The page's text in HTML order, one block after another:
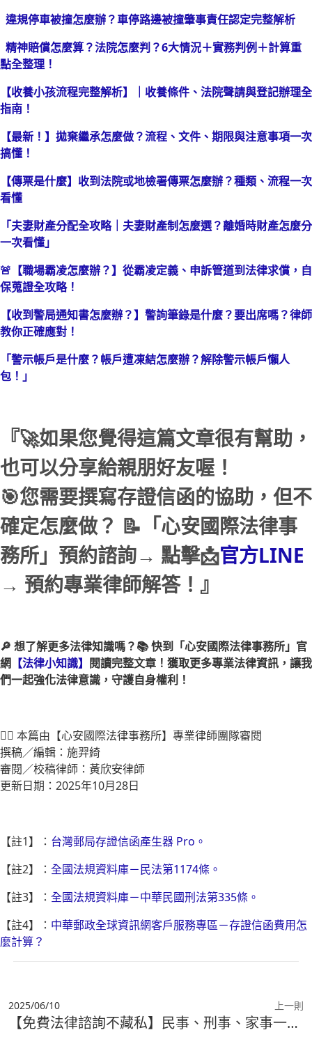
違規停車被撞怎麼辦？車停路邊被撞肇事責任認定完整解析
精神賠償怎麼算？法院怎麼判？6大情況＋實務判例＋計算重
點全整理！
【收養小孩流程完整解析】｜收養條件、法院聲請與登記辦理全
指南！
【最新！】拋棄繼承怎麼做？流程、文件、期限與注意事項一次
搞懂！
【傳票是什麼】收到法院或地檢署傳票怎麼辦？種類、流程一次
看懂
「夫妻財產分配全攻略｜夫妻財產制怎麼選？離婚時財產怎麼分
一次看懂」
🚨【職場霸凌怎麼辦？】從霸凌定義、申訴管道到法律求償，自
保蒐證全攻略！
【收到警局通知書怎麼辦？】警詢筆錄是什麼？要出席嗎？律師
教你正確應對！
「警示帳戶是什麼？帳戶遭凍結怎麼辦？解除警示帳戶懶人
包！」
『🚀如果您覺得這篇文章很有幫助，
也可以分享給親朋好友喔！
🎯您需要撰寫存證信函的協助，但不
確定怎麼做？ 📝「心安國際法律事
務所」預約諮詢→ 點擊📩官方LINE
→ 預約專業律師解答！』
🔎 想了解更多法律知識嗎？📚 快到「心安國際法律事務所」官
網 【法律小知識】 閱讀完整文章！獲取更多專業法律資訊，讓我
們一起強化法律意識，守護自身權利！
👩‍⚖️ 本篇由【心安國際法律事務所】專業律師團隊審閱
撰稿／編輯：施羿綺
審閱／校稿律師：黃欣安律師
更新日期：2025年10月28日
【註1】： 台灣郵局存證信函產生器 Pro。
【註2】： 全國法規資料庫－民法第1174條。
【註3】： 全國法規資料庫－中華民國刑法第335條。
【註4】： 中華郵政全球資訊網客戶服務專區－存證信函費用怎
麼計算？
2025/06/10 上一則
【免費法律諮詢不藏私】民事、刑事、家事一律適用！線上預約1分鐘搞定